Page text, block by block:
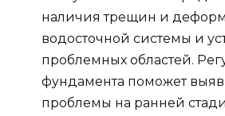
наличия трещин и
водосточной системы и
проблемных областей.
фундамента поможет
проблемы на ранней